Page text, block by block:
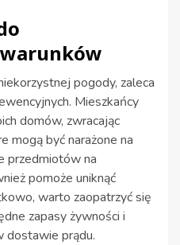
pogody, zaleca
Mieszkańcy
domów, zwracając
mogą być narażone na
przedmiotów na
pomoże uniknąć
warto zaopatrzyć się
zapasy żywności i
dostawie prądu.